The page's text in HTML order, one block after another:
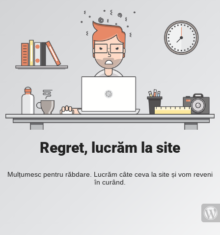
Regret, lucrăm la site
Mulțumesc pentru răbdare. Lucrăm câte ceva la site și vom reveni
în curând.